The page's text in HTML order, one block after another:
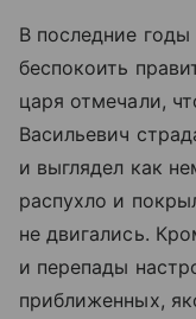
В последние
беспокоить
царя отмечали,
Васильевич
и выглядел как
распухло и
не двигались.
и перепады
приближенных,